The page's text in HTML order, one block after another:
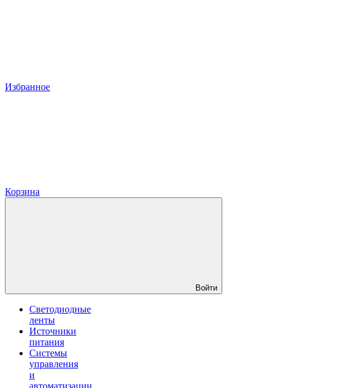
Избранное
Корзина
Войти
Светодиодные
ленты
Источники
питания
Системы
управления
и
автоматизации